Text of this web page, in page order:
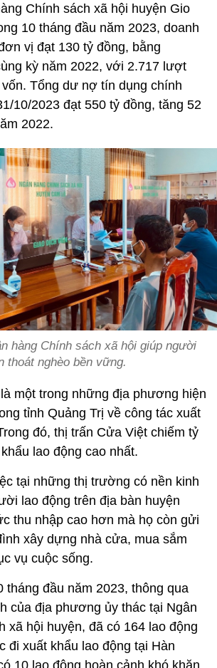
Chính sách xã hội huyện Gio
10 tháng đầu năm 2023, doanh
vị đạt 130 tỷ đồng, bằng
kỳ năm 2022, với 2.717 lượt
Tổng dư nợ tín dụng chính
10/2023 đạt 550 tỷ đồng, tăng 52
2022.
hàng Chính sách xã hội giúp người
thoát nghèo bền vững.
một trong những địa phương hiện
tỉnh Quảng Trị về công tác xuất
đó, thị trấn Cửa Việt chiếm tỷ
lao động cao nhất.
tại những thị trường có nền kinh
lao động trên địa bàn huyện
thu nhập cao hơn mà họ còn gửi
xây dựng nhà cửa, mua sắm
vụ cuộc sống.
tháng đầu năm 2023, thông qua
của địa phương ủy thác tại Ngân
xã hội huyện, đã có 164 lao động
đi xuất khẩu lao động tại Hàn
10 lao động hoàn cảnh khó khăn